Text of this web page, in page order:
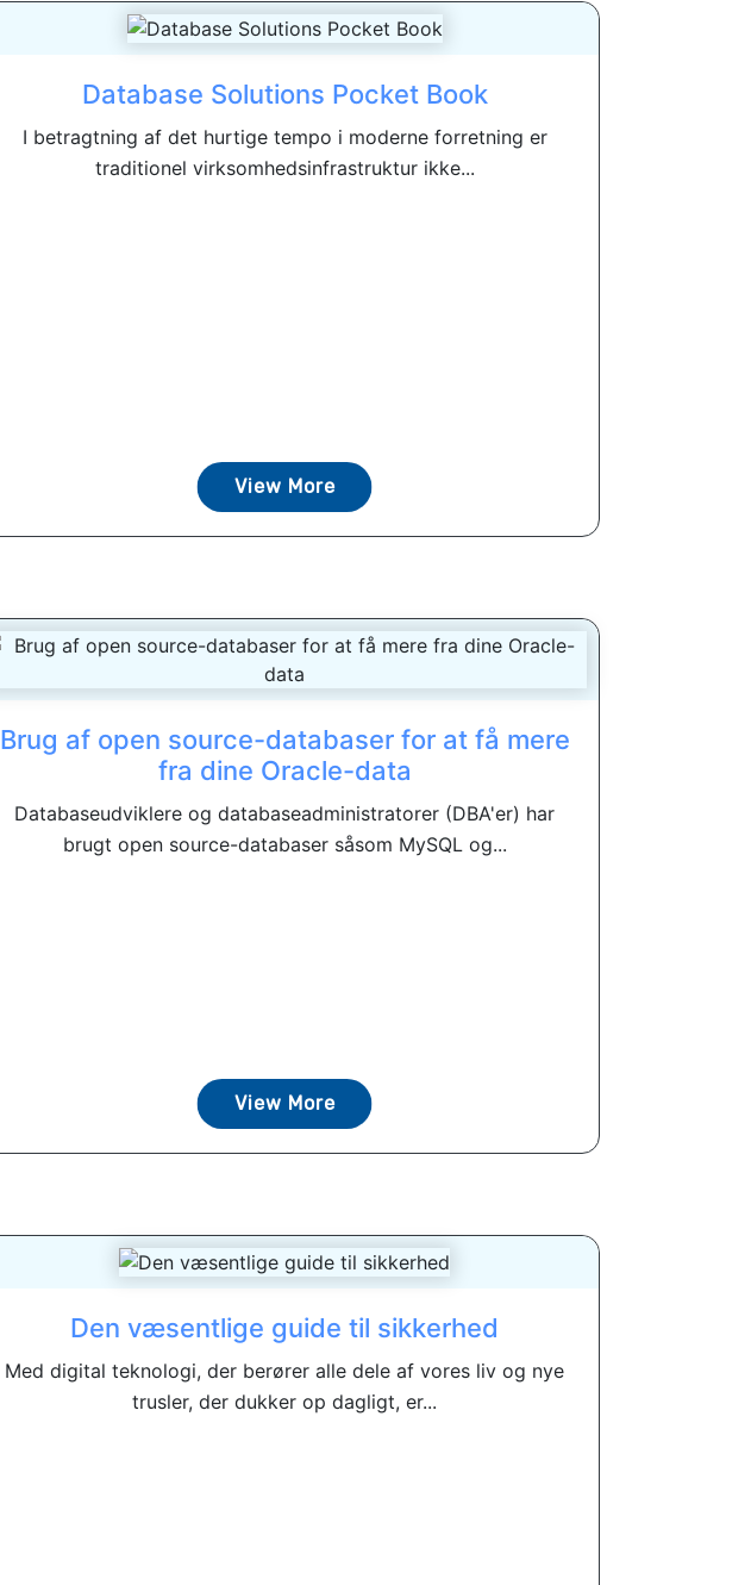
Database Solutions Pocket Book
I betragtning af det hurtige tempo i moderne forretning er
traditionel virksomhedsinfrastruktur ikke...
View More
Brug af open source-databaser for at få mere
fra dine Oracle-data
Databaseudviklere og databaseadministratorer (DBA'er) har
brugt open source-databaser såsom MySQL og...
View More
Den væsentlige guide til sikkerhed
Med digital teknologi, der berører alle dele af vores liv og nye
trusler, der dukker op dagligt, er...